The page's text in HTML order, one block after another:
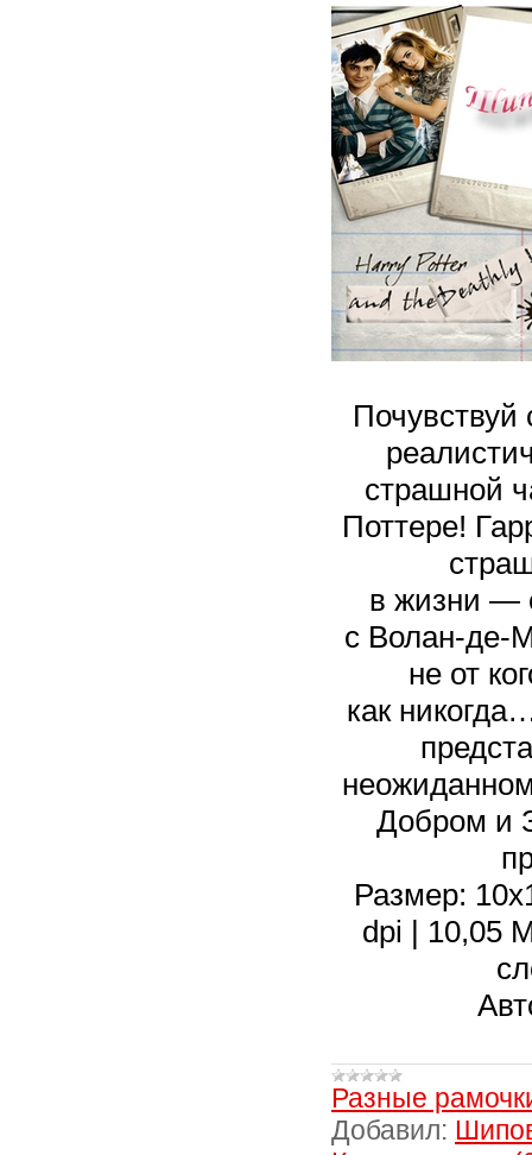
Почувствуй
страшной
Поттере!
в жизни —
с Волан-де-
не от
как
Добром и
Размер:
dpi | 10,05
Разные
Добавил: